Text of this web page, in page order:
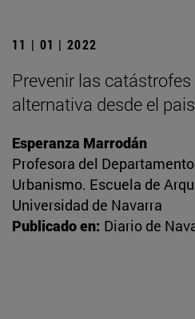
11 | 01 | 2022
Prevenir las
alternativa desde el
Esperanza Marrodán
Profesora del
Urbanismo. Escuela de
Universidad de Navarra
Publicado en: Diario de